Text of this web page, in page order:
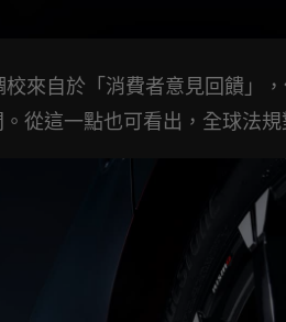
來自於「消費者意見回饋」
從這一點也可看出，全球法